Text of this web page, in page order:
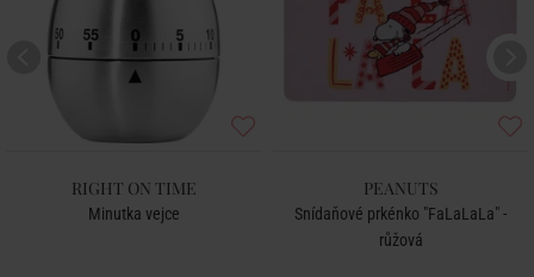
RIGHT ON TIME
Minutka vejce
PEANUTS
Snídaňové prkénko "FaLaLaLa" -
růžová